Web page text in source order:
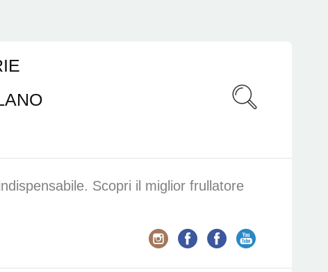
Scopri il miglior frullatore